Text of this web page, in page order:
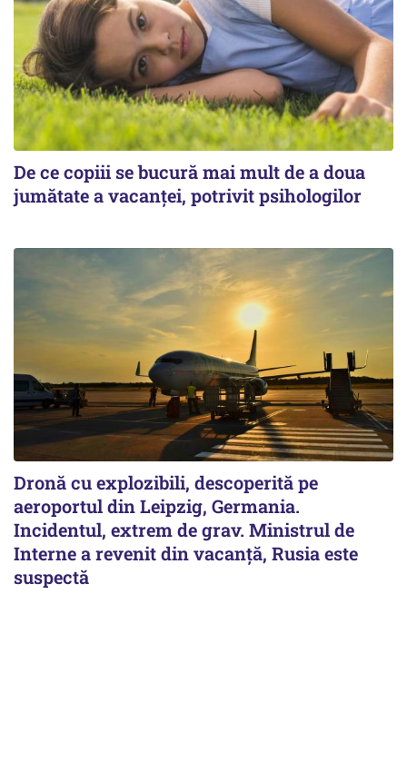
De ce copiii se bucură mai mult de a doua
jumătate a vacanței, potrivit psihologilor
Dronă cu explozibili, descoperită pe
aeroportul din Leipzig, Germania.
Incidentul, extrem de grav. Ministrul de
Interne a revenit din vacanță, Rusia este
suspectă